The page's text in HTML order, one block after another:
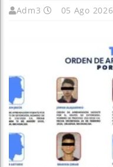
Adm3 05 Ago 2026